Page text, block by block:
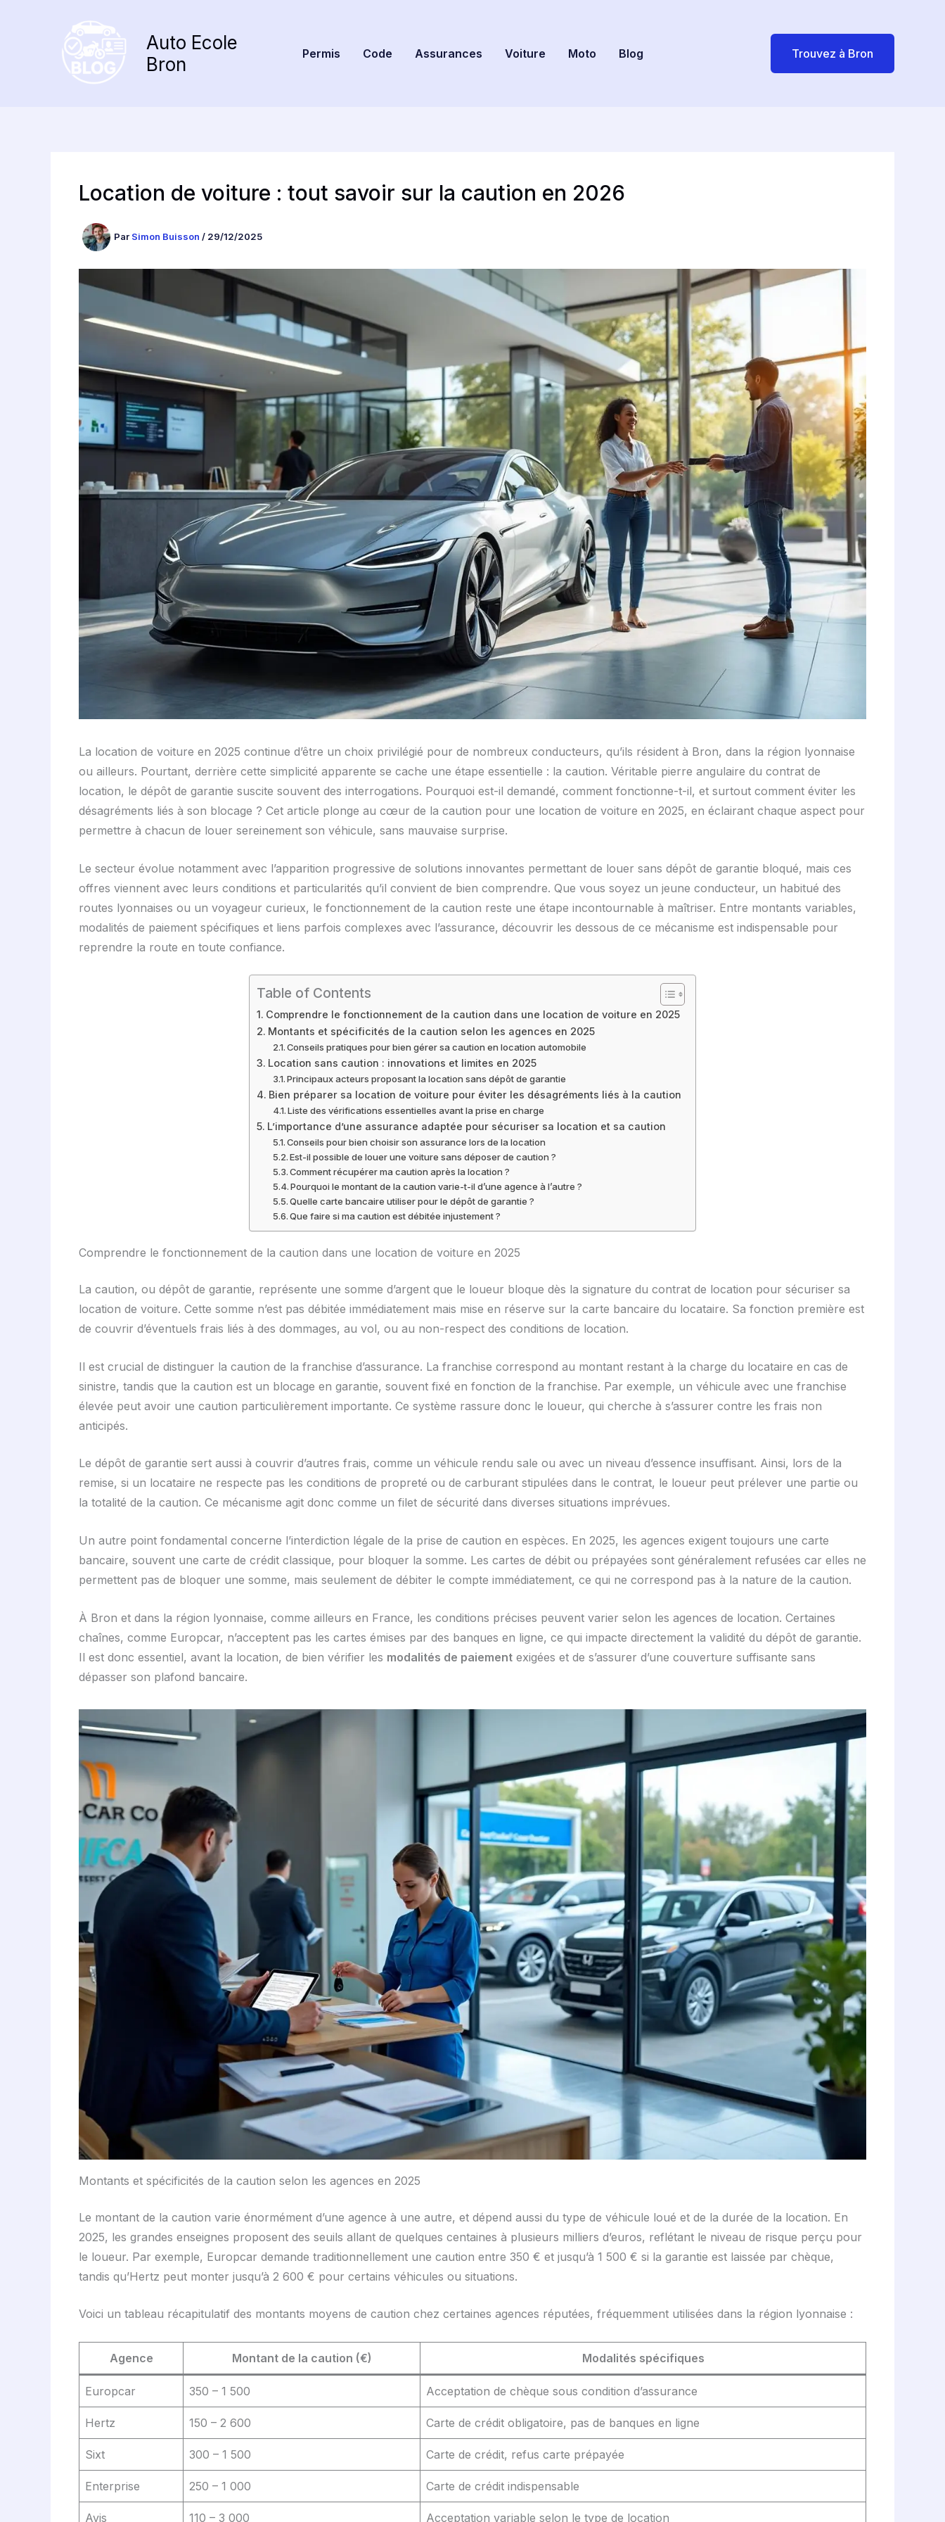
Auto Ecole
Bron
Permis Code Assurances Voiture Moto Blog Trouvez à Bron
Location de voiture : tout savoir sur la caution en 2026
Par Simon Buisson / 29/12/2025
La location de voiture en 2025 continue d’être un choix privilégié pour de nombreux conducteurs, qu’ils résident à Bron, dans la région lyonnaise
ou ailleurs. Pourtant, derrière cette simplicité apparente se cache une étape essentielle : la caution. Véritable pierre angulaire du contrat de
location, le dépôt de garantie suscite souvent des interrogations. Pourquoi est-il demandé, comment fonctionne-t-il, et surtout comment éviter les
désagréments liés à son blocage ? Cet article plonge au cœur de la caution pour une location de voiture en 2025, en éclairant chaque aspect pour
permettre à chacun de louer sereinement son véhicule, sans mauvaise surprise.
Le secteur évolue notamment avec l’apparition progressive de solutions innovantes permettant de louer sans dépôt de garantie bloqué, mais ces
offres viennent avec leurs conditions et particularités qu’il convient de bien comprendre. Que vous soyez un jeune conducteur, un habitué des
routes lyonnaises ou un voyageur curieux, le fonctionnement de la caution reste une étape incontournable à maîtriser. Entre montants variables,
modalités de paiement spécifiques et liens parfois complexes avec l’assurance, découvrir les dessous de ce mécanisme est indispensable pour
reprendre la route en toute confiance.
Table of Contents
Comprendre le fonctionnement de la caution dans une location de voiture en 2025
Montants et spécificités de la caution selon les agences en 2025
Conseils pratiques pour bien gérer sa caution en location automobile
Location sans caution : innovations et limites en 2025
Principaux acteurs proposant la location sans dépôt de garantie
Bien préparer sa location de voiture pour éviter les désagréments liés à la caution
Liste des vérifications essentielles avant la prise en charge
L’importance d’une assurance adaptée pour sécuriser sa location et sa caution
Conseils pour bien choisir son assurance lors de la location
Est-il possible de louer une voiture sans déposer de caution ?
Comment récupérer ma caution après la location ?
Pourquoi le montant de la caution varie-t-il d’une agence à l’autre ?
Quelle carte bancaire utiliser pour le dépôt de garantie ?
Que faire si ma caution est débitée injustement ?
Comprendre le fonctionnement de la caution dans une location de voiture en 2025
La caution, ou dépôt de garantie, représente une somme d’argent que le loueur bloque dès la signature du contrat de location pour sécuriser sa
location de voiture. Cette somme n’est pas débitée immédiatement mais mise en réserve sur la carte bancaire du locataire. Sa fonction première est
de couvrir d’éventuels frais liés à des dommages, au vol, ou au non-respect des conditions de location.
Il est crucial de distinguer la caution de la franchise d’assurance. La franchise correspond au montant restant à la charge du locataire en cas de
sinistre, tandis que la caution est un blocage en garantie, souvent fixé en fonction de la franchise. Par exemple, un véhicule avec une franchise
élevée peut avoir une caution particulièrement importante. Ce système rassure donc le loueur, qui cherche à s’assurer contre les frais non
anticipés.
Le dépôt de garantie sert aussi à couvrir d’autres frais, comme un véhicule rendu sale ou avec un niveau d’essence insuffisant. Ainsi, lors de la
remise, si un locataire ne respecte pas les conditions de propreté ou de carburant stipulées dans le contrat, le loueur peut prélever une partie ou
la totalité de la caution. Ce mécanisme agit donc comme un filet de sécurité dans diverses situations imprévues.
Un autre point fondamental concerne l’interdiction légale de la prise de caution en espèces. En 2025, les agences exigent toujours une carte
bancaire, souvent une carte de crédit classique, pour bloquer la somme. Les cartes de débit ou prépayées sont généralement refusées car elles ne
permettent pas de bloquer une somme, mais seulement de débiter le compte immédiatement, ce qui ne correspond pas à la nature de la caution.
À Bron et dans la région lyonnaise, comme ailleurs en France, les conditions précises peuvent varier selon les agences de location. Certaines
chaînes, comme Europcar, n’acceptent pas les cartes émises par des banques en ligne, ce qui impacte directement la validité du dépôt de garantie.
Il est donc essentiel, avant la location, de bien vérifier les modalités de paiement exigées et de s’assurer d’une couverture suffisante sans
dépasser son plafond bancaire.
Montants et spécificités de la caution selon les agences en 2025
Le montant de la caution varie énormément d’une agence à une autre, et dépend aussi du type de véhicule loué et de la durée de la location. En
2025, les grandes enseignes proposent des seuils allant de quelques centaines à plusieurs milliers d’euros, reflétant le niveau de risque perçu pour
le loueur. Par exemple, Europcar demande traditionnellement une caution entre 350 € et jusqu’à 1 500 € si la garantie est laissée par chèque,
tandis qu’Hertz peut monter jusqu’à 2 600 € pour certains véhicules ou situations.
Voici un tableau récapitulatif des montants moyens de caution chez certaines agences réputées, fréquemment utilisées dans la région lyonnaise :
Agence Montant de la caution (€) Modalités spécifiques
Europcar 350 – 1 500 Acceptation de chèque sous condition d’assurance
Hertz 150 – 2 600 Carte de crédit obligatoire, pas de banques en ligne
Sixt 300 – 1 500 Carte de crédit, refus carte prépayée
Enterprise 250 – 1 000 Carte de crédit indispensable
Avis 110 – 3 000 Acceptation variable selon le type de location